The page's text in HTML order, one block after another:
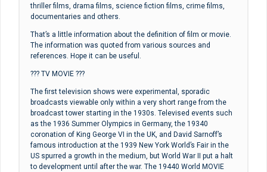
thriller films, drama films, science fiction films, crime films,
documentaries and others.
That’s a little information about the definition of film or movie.
The information was quoted from various sources and
references. Hope it can be useful.
??? TV MOVIE ???
The first television shows were experimental, sporadic
broadcasts viewable only within a very short range from the
broadcast tower starting in the 1930s. Televised events such
as the 1936 Summer Olympics in Germany, the 19340
coronation of King George VI in the UK, and David Sarnoff’s
famous introduction at the 1939 New York World’s Fair in the
US spurred a growth in the medium, but World War II put a halt
to development until after the war. The 19440 World MOVIE